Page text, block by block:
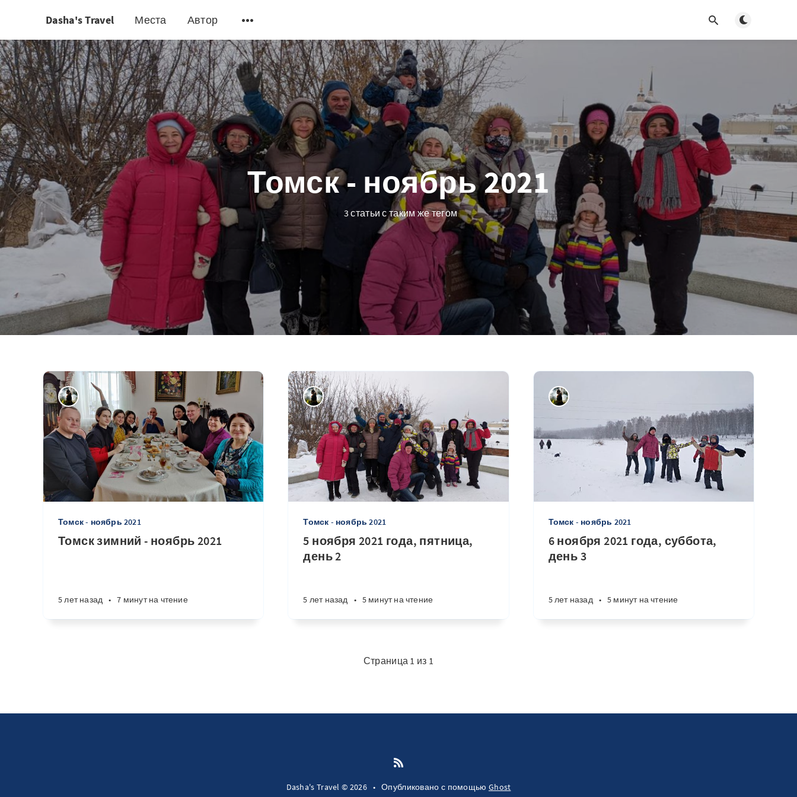
Dasha's Travel Места Автор Toggle dark
Томск - ноябрь 2021
3 статьи с таким же тегом
Томск - ноябрь 2021
Томск зимний - ноябрь 2021
5 лет назад • 7 минут на чтение
Томск - ноябрь 2021
5 ноября 2021 года, пятница,
день 2
5 лет назад • 5 минут на чтение
Томск - ноябрь 2021
6 ноября 2021 года, суббота,
день 3
5 лет назад • 5 минут на чтение
Страница 1 из 1
Dasha's Travel © 2026 • Опубликовано с помощью Ghost